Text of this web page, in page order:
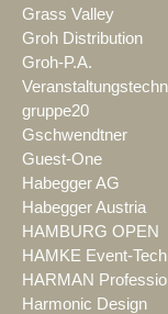
Grass Valley
Groh Distribution
Groh-P.A.
gruppe20
Gschwendtner
Guest-One
Habegger AG
Habegger Austria
HAMBURG OPEN
HAMKE Event-
HARMAN
Harmonic Design